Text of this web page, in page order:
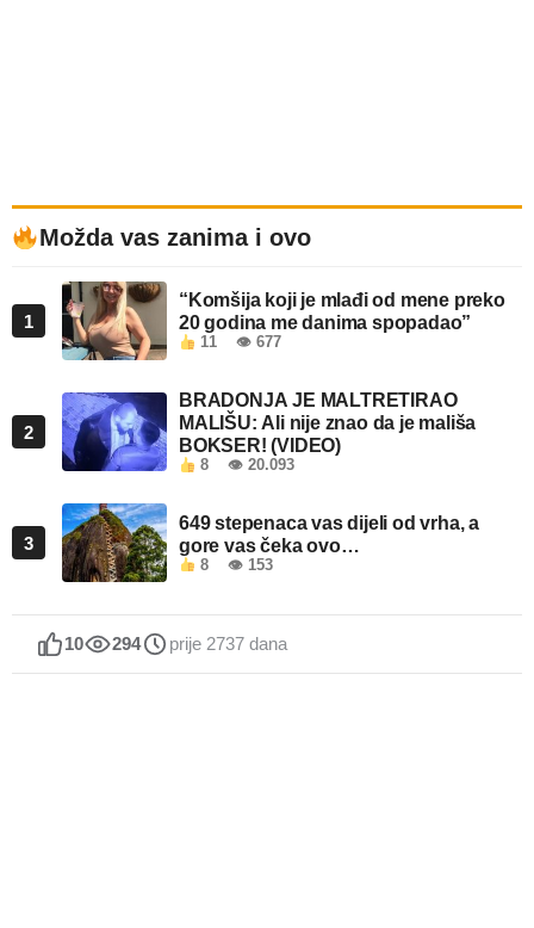
Možda vas zanima i ovo
1
“Komšija koji je mlađi od mene preko
20 godina me danima spopadao”
11 👁 677
2
BRADONJA JE MALTRETIRAO
MALIŠU: Ali nije znao da je mališa
BOKSER! (VIDEO)
8 👁 20.093
3
649 stepenaca vas dijeli od vrha, a
gore vas čeka ovo…
8 👁 153
10 294 prije 2737 dana